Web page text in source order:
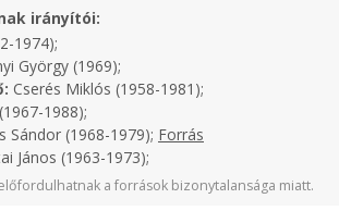
irányítói:
1974);
György (1969);
Cserés Miklós (1958-1981);
1988);
Sándor (1968-1979); Forrás
János (1963-1973);
a források bizonytalansága miatt.